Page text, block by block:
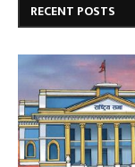
RECENT POSTS